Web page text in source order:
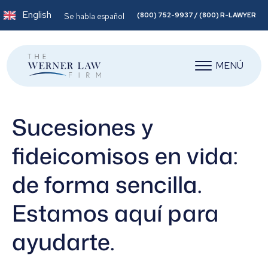
English Se habla español (800) 752-9937 / (800) R-LAWYER
MENÚ
Sucesiones y
fideicomisos en vida:
de forma sencilla.
Estamos aquí para
ayudarte.